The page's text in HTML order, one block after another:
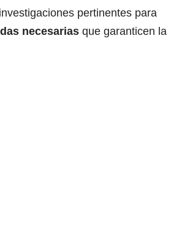
pertinentes para
necesarias que garanticen la